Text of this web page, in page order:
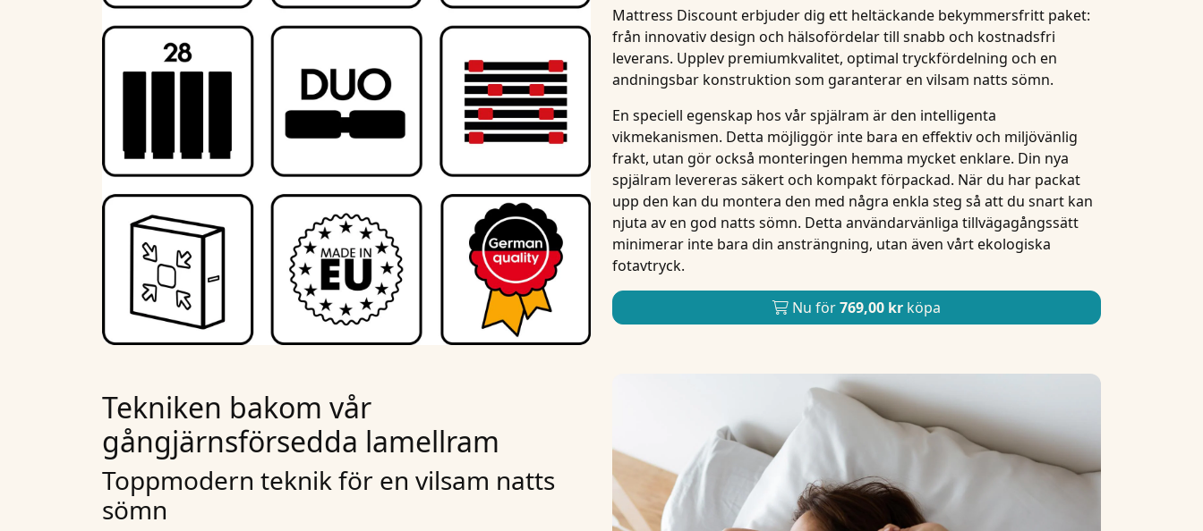
Mattress Discount erbjuder dig ett heltäckande bekymmersfritt paket:
från innovativ design och hälsofördelar till snabb och kostnadsfri
leverans. Upplev premiumkvalitet, optimal tryckfördelning och en
andningsbar konstruktion som garanterar en vilsam natts sömn.
En speciell egenskap hos vår spjälram är den intelligenta
vikmekanismen. Detta möjliggör inte bara en effektiv och miljövänlig
frakt, utan gör också monteringen hemma mycket enklare. Din nya
spjälram levereras säkert och kompakt förpackad. När du har packat
upp den kan du montera den med några enkla steg så att du snart kan
njuta av en god natts sömn. Detta användarvänliga tillvägagångssätt
minimerar inte bara din ansträngning, utan även vårt ekologiska
fotavtryck.
Nu för769,00 kr köpa
Tekniken bakom vår
gångjärnsförsedda lamellram
Toppmodern teknik för en vilsam natts
sömn